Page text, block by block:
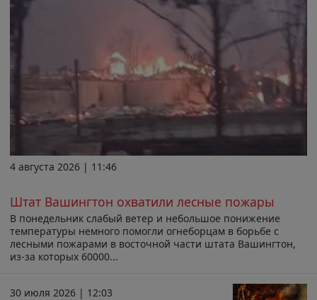
4 августа 2026 | 11:46
Штат Вашингтон охватили лесные пожары
В понедельник слабый ветер и небольшое понижение
температуры немного помогли огнеборцам в борьбе с
лесными пожарами в восточной части штата Вашингтон,
из-за которых 60000...
30 июля 2026 | 12:03